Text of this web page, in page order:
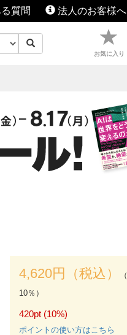
質問 法人のお客様へ
お気に入り
4,620円（税込）
10％）
420pt (10%)
ポイントの使い方はこちら